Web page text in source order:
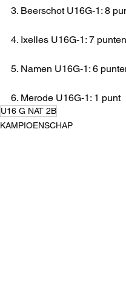
3. Beerschot U16G-1: 8
4. Ixelles U16G-1: 7 punten
5. Namen U16G-1: 6
6. Merode U16G-1: 1 punt
U16 G NAT 2B
KAMPIOENSCHAP